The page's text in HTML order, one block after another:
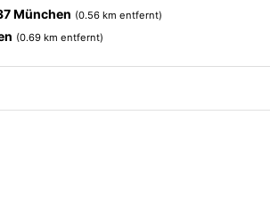
München (0.56 km entfernt)
(0.69 km entfernt)